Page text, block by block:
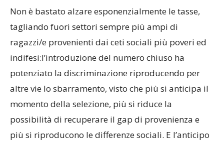
Non è bastato alzare esponenzialmente le tasse,
tagliando fuori settori sempre più ampi di
ragazzi/e provenienti dai ceti sociali più poveri ed
indifesi:l’introduzione del numero chiuso ha
potenziato la discriminazione riproducendo per
altre vie lo sbarramento, visto che più si anticipa il
momento della selezione, più si riduce la
possibilità di recuperare il gap di provenienza e
più si riproducono le differenze sociali. E l’anticipo